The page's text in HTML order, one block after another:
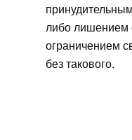
либо лишением
ограничением
без такового.